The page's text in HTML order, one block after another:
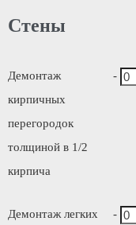
Стены
Демонтаж
кирпичных
перегородок
толщиной в 1/2
кирпича
-
Демонтаж легких
-